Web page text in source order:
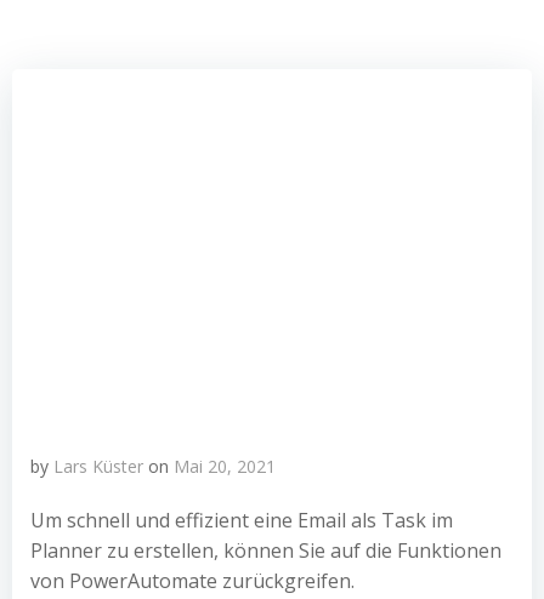
by Lars Küster on Mai 20, 2021
Um schnell und effizient eine Email als Task im
Planner zu erstellen, können Sie auf die Funktionen
von PowerAutomate zurückgreifen.